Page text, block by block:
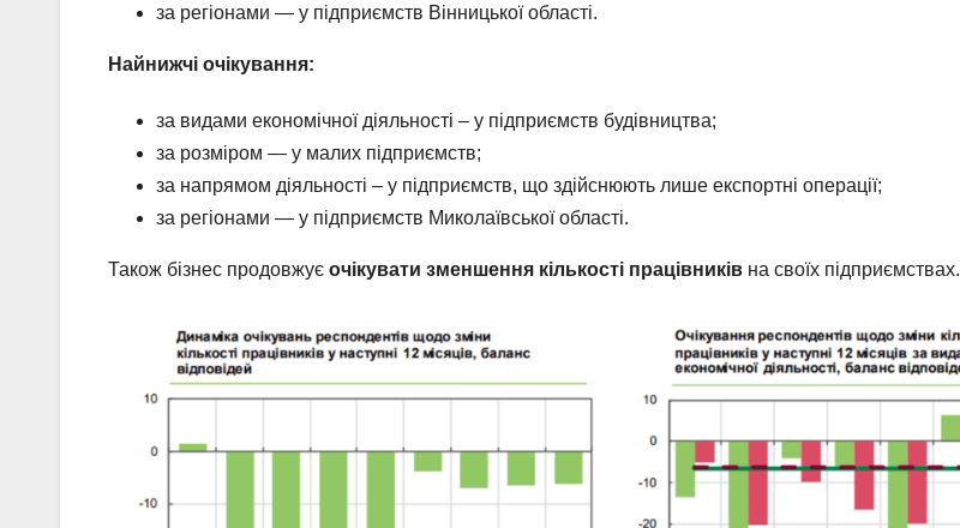
за регіонами — у підприємств Вінницької області.
Найнижчі очікування:
за видами економічної діяльності – у підприємств будівництва;
за розміром — у малих підприємств;
за напрямом діяльності – у підприємств, що здійснюють лише експортні операції;
за регіонами — у підприємств Миколаївської області.
Також бізнес продовжує очікувати зменшення кількості працівників на своїх підприємствах.